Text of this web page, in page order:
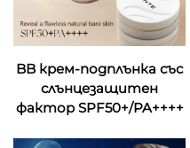
BB крем-подплънка със
слънцезащитен
фактор SPF50+/PA++++